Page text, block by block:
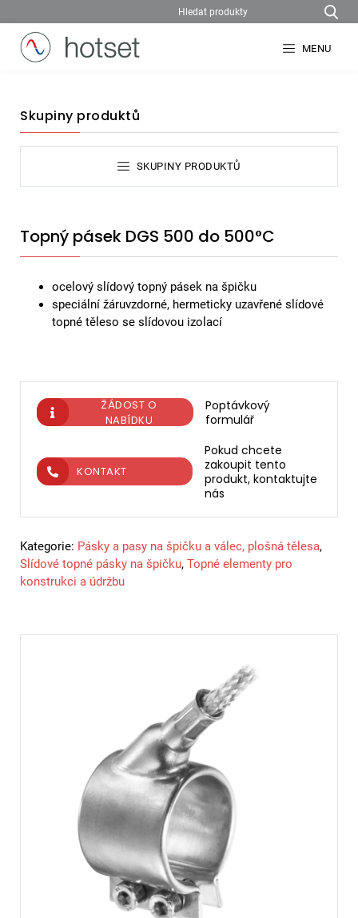
MENU
Skupiny produktů
SKUPINY PRODUKTŮ
Topný pásek DGS 500 do 500°C
ocelový slídový topný pásek na špičku
speciální žáruvzdorné, hermeticky uzavřené slídové
topné těleso se slídovou izolací
Poptávkový
formulář
ŽÁDOST O
NABÍDKU
Pokud chcete
zakoupit tento
produkt, kontaktujte
nás
KONTAKT
Kategorie: Pásky a pasy na špičku a válec, plošná tělesa,
Slídové topné pásky na špičku, Topné elementy pro
konstrukci a údržbu